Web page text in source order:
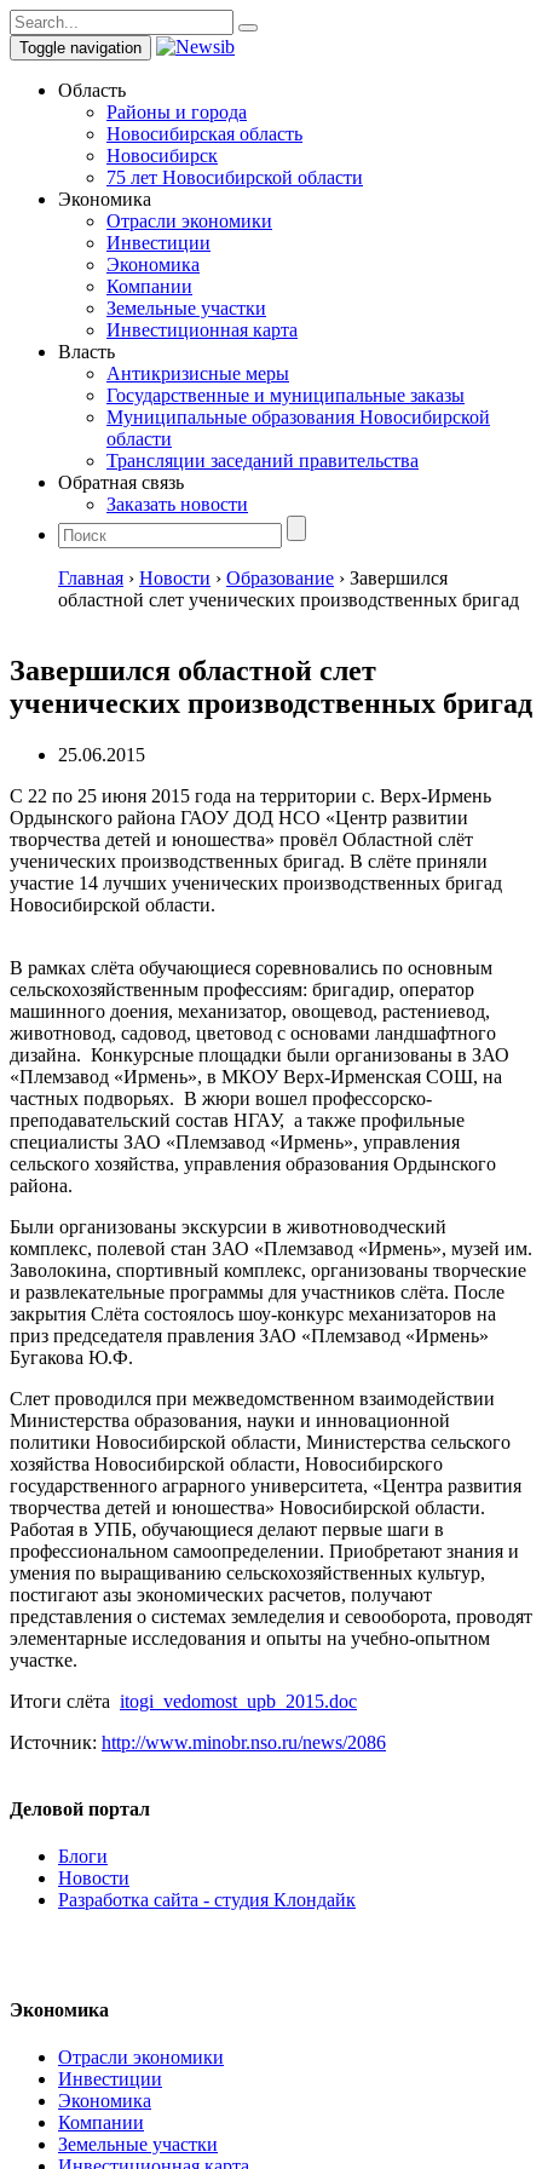
Toggle navigation
Область
Районы и города
Новосибирская область
Новосибирск
75 лет Новосибирской области
Экономика
Отрасли экономики
Инвестиции
Экономика
Компании
Земельные участки
Инвестиционная карта
Власть
Антикризисные меры
Государственные и муниципальные заказы
Муниципальные образования Новосибирской
области
Трансляции заседаний правительства
Обратная связь
Заказать новости
Главная › Новости › Образование › Завершился
областной слет ученических производственных бригад
Завершился областной слет
ученических производственных бригад
25.06.2015
С 22 по 25 июня 2015 года на территории с. Верх-Ирмень
Ордынского района ГАОУ ДОД НСО «Центр развитии
творчества детей и юношества» провёл Областной слёт
ученических производственных бригад. В слёте приняли
участие 14 лучших ученических производственных бригад
Новосибирской области.
В рамках слёта обучающиеся соревновались по основным
сельскохозяйственным профессиям: бригадир, оператор
машинного доения, механизатор, овощевод, растениевод,
животновод, садовод, цветовод с основами ландшафтного
дизайна. Конкурсные площадки были организованы в ЗАО
«Племзавод «Ирмень», в МКОУ Верх-Ирменская СОШ, на
частных подворьях. В жюри вошел профессорско-
преподавательский состав НГАУ, а также профильные
специалисты ЗАО «Племзавод «Ирмень», управления
сельского хозяйства, управления образования Ордынского
района.
Были организованы экскурсии в животноводческий
комплекс, полевой стан ЗАО «Племзавод «Ирмень», музей им.
Заволокина, спортивный комплекс, организованы творческие
и развлекательные программы для участников слёта. После
закрытия Слёта состоялось шоу-конкурс механизаторов на
приз председателя правления ЗАО «Племзавод «Ирмень»
Бугакова Ю.Ф.
Слет проводился при межведомственном взаимодействии
Министерства образования, науки и инновационной
политики Новосибирской области, Министерства сельского
хозяйства Новосибирской области, Новосибирского
государственного аграрного университета, «Центра развития
творчества детей и юношества» Новосибирской области.
Работая в УПБ, обучающиеся делают первые шаги в
профессиональном самоопределении. Приобретают знания и
умения по выращиванию сельскохозяйственных культур,
постигают азы экономических расчетов, получают
представления о системах земледелия и севооборота, проводят
элементарные исследования и опыты на учебно-опытном
участке.
Итоги слёта itogi_vedomost_upb_2015.doc
Источник: http://www.minobr.nso.ru/news/2086
Деловой портал
Блоги
Новости
Разработка сайта - студия Клондайк
Экономика
Отрасли экономики
Инвестиции
Экономика
Компании
Земельные участки